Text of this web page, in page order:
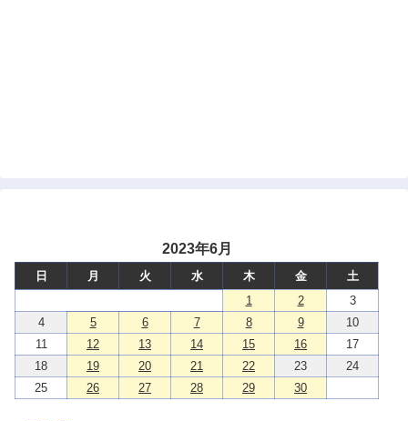
2023年6月
日 月 火 水 木 金
土
1
2
3
4
5 6 7 8 9
10
11
12 13 14 15 16
17
18
19 20 21 22 23
24
25
26 27 28 29 30